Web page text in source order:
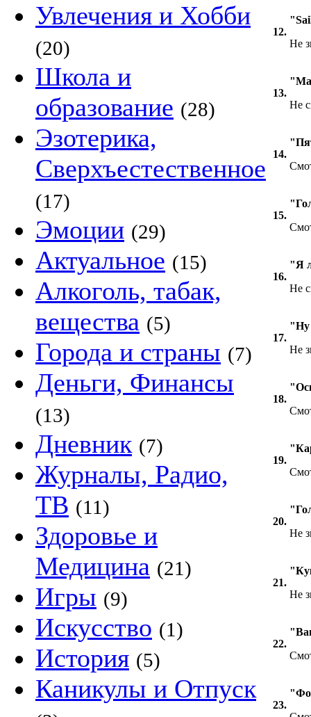
Увлечения и Хобби
(20)
Школа и
образование (28)
Эзотерика,
Сверхъестественное
(17)
Эмоции (29)
Актуальное (15)
Алкоголь, табак,
вещества (5)
Города и страны (7)
Деньги, Финансы
(13)
Дневник (7)
Журналы, Радио,
ТВ (11)
Здоровье и
Медицина (21)
Игры (9)
Искусство (1)
История (5)
Каникулы и Отпуск
12.
Не
13.
Не
14.
15.
16.
"Я
Не
17.
"Ну
Не
18.
19.
20.
Не
21.
Не
22.
23.